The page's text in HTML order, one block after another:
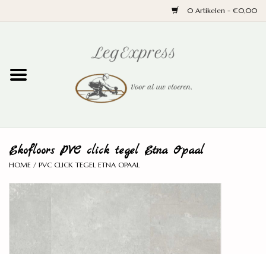
0 Artikelen - €0,00
Parket
Ondervloeren
Ekofloors PVC click tegel Etna Opaal
HOME / PVC CLICK TEGEL ETNA OPAAL